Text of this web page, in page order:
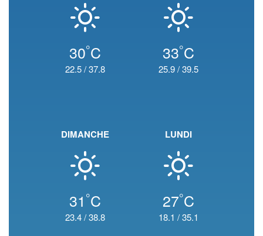
30°C
22.5/37.8
33°C
25.9/39.5
DIMANCHE
31 °C
23.4/38.8
LUNDI
27°C
18.1 /35.1